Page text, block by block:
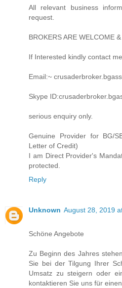
All relevant business
request.
BROKERS ARE WELCOME
If Interested kindly contact
Email:~
Skype
serious enquiry only.
Genuine Provider for BG/
Letter of Credit)
I am Direct Provider's
protected.
Reply
Unknown August 28, 2019
Schöne Angebote
Zu Beginn des Jahres
Sie bei der Tilgung Ihrer
Umsatz zu steigern oder
kontaktieren Sie uns für